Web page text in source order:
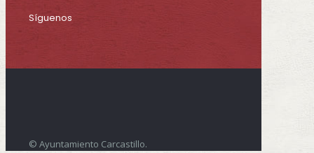
Síguenos
© Ayuntamiento Carcastillo.